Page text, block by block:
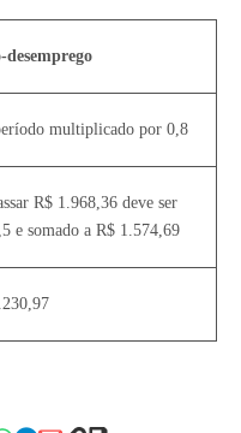
multiplicado por 0,8
R$ 1.968,36 deve ser
e somado a R$ 1.574,69